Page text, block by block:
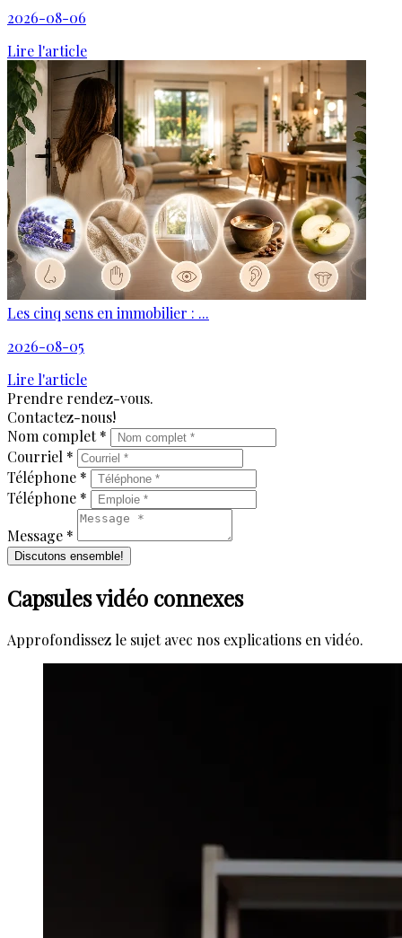
2026-08-06
Lire l'article
Les cinq sens en immobilier : ...
2026-08-05
Lire l'article
Prendre rendez-vous.
Contactez-nous!
Nom complet *
Courriel *
Téléphone *
Téléphone *
Message *
Discutons ensemble!
Capsules vidéo connexes
Approfondissez le sujet avec nos explications en vidéo.